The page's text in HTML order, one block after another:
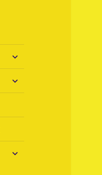
розгорнути
розгорнути
розгорнути